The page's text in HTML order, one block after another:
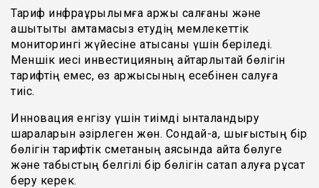
Тариф инфрақұрылымға қаржы салғаны және
ашықтықты қамтамасыз етудің мемлекеттік
мониторингі жүйесіне қатысқаны үшін беріледі.
Меншік иесі инвестицияның айтарлықтай бөлігін
тарифтің емес, өз қаржысының есебінен салуға
тиіс.
Инновация енгізу үшін тиімді ынталандыру
шараларын әзірлеген жөн. Сондай-ақ, шығыстың бір
бөлігін тарифтік сметаның аясында қайта бөлуге
және табыстың белгілі бір бөлігін сақтап қалуға рұқсат
беру керек.